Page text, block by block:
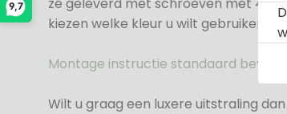
9,7
kiezen welke kleur u wilt gebruiken.
Montage instructie standaard
Wilt u graag een luxere uitstraling